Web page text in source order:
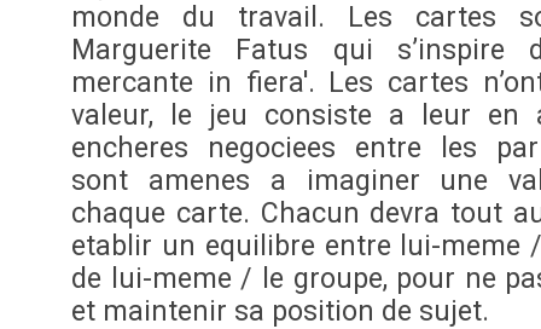
monde du travail. Les cartes
Marguerite Fatus qui
mercante in fiera'. Les cartes
valeur, le jeu consiste a leur en
encheres negociees entre les
sont amenes a imaginer une
chaque carte. Chacun devra tout
etablir un equilibre entre lui-meme
de lui-meme / le groupe, pour ne
et maintenir sa position de sujet.